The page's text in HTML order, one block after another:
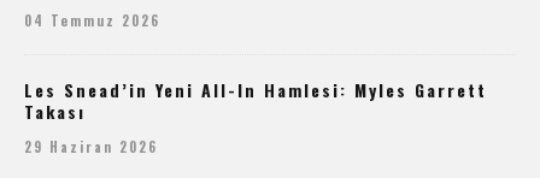
04 Temmuz 2026
Les Snead’in Yeni All-In Hamlesi: Myles Garrett
Takası
29 Haziran 2026